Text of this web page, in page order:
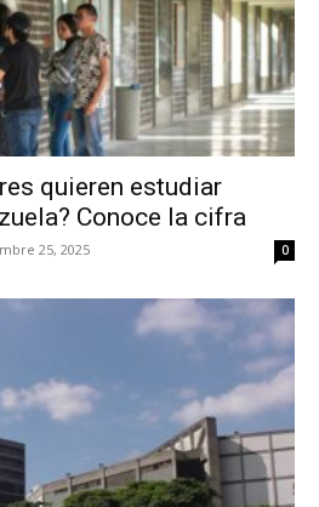
quieren estudiar
Conoce la cifra
25, 2025 0